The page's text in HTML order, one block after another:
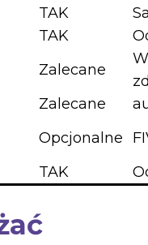
TAK
TAK
Zalecane
Zalecane
Opcjonalne
TAK